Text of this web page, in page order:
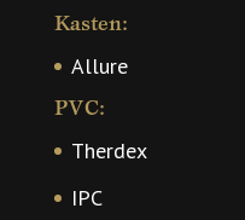
Kasten:
Allure
PVC:
Therdex
IPC